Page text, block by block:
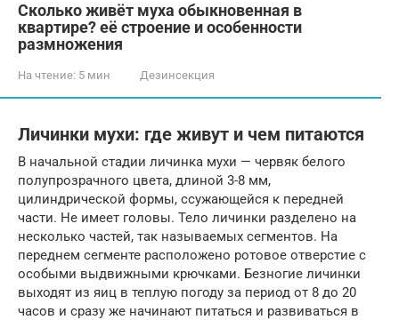
Сколько живёт муха обыкновенная в
квартире? её строение и особенности
размножения
На чтение: 5 мин Дезинсекция
Личинки мухи: где живут и чем питаются
В начальной стадии личинка мухи — червяк белого
полупрозрачного цвета, длиной 3-8 мм,
цилиндрической формы, ссужающейся к передней
части. Не имеет головы. Тело личинки разделено на
несколько частей, так называемых сегментов. На
переднем сегменте расположено ротовое отверстие с
особыми выдвижными крючками. Безногие личинки
выходят из яиц в теплую погоду за период от 8 до 20
часов и сразу же начинают питаться и развиваться в